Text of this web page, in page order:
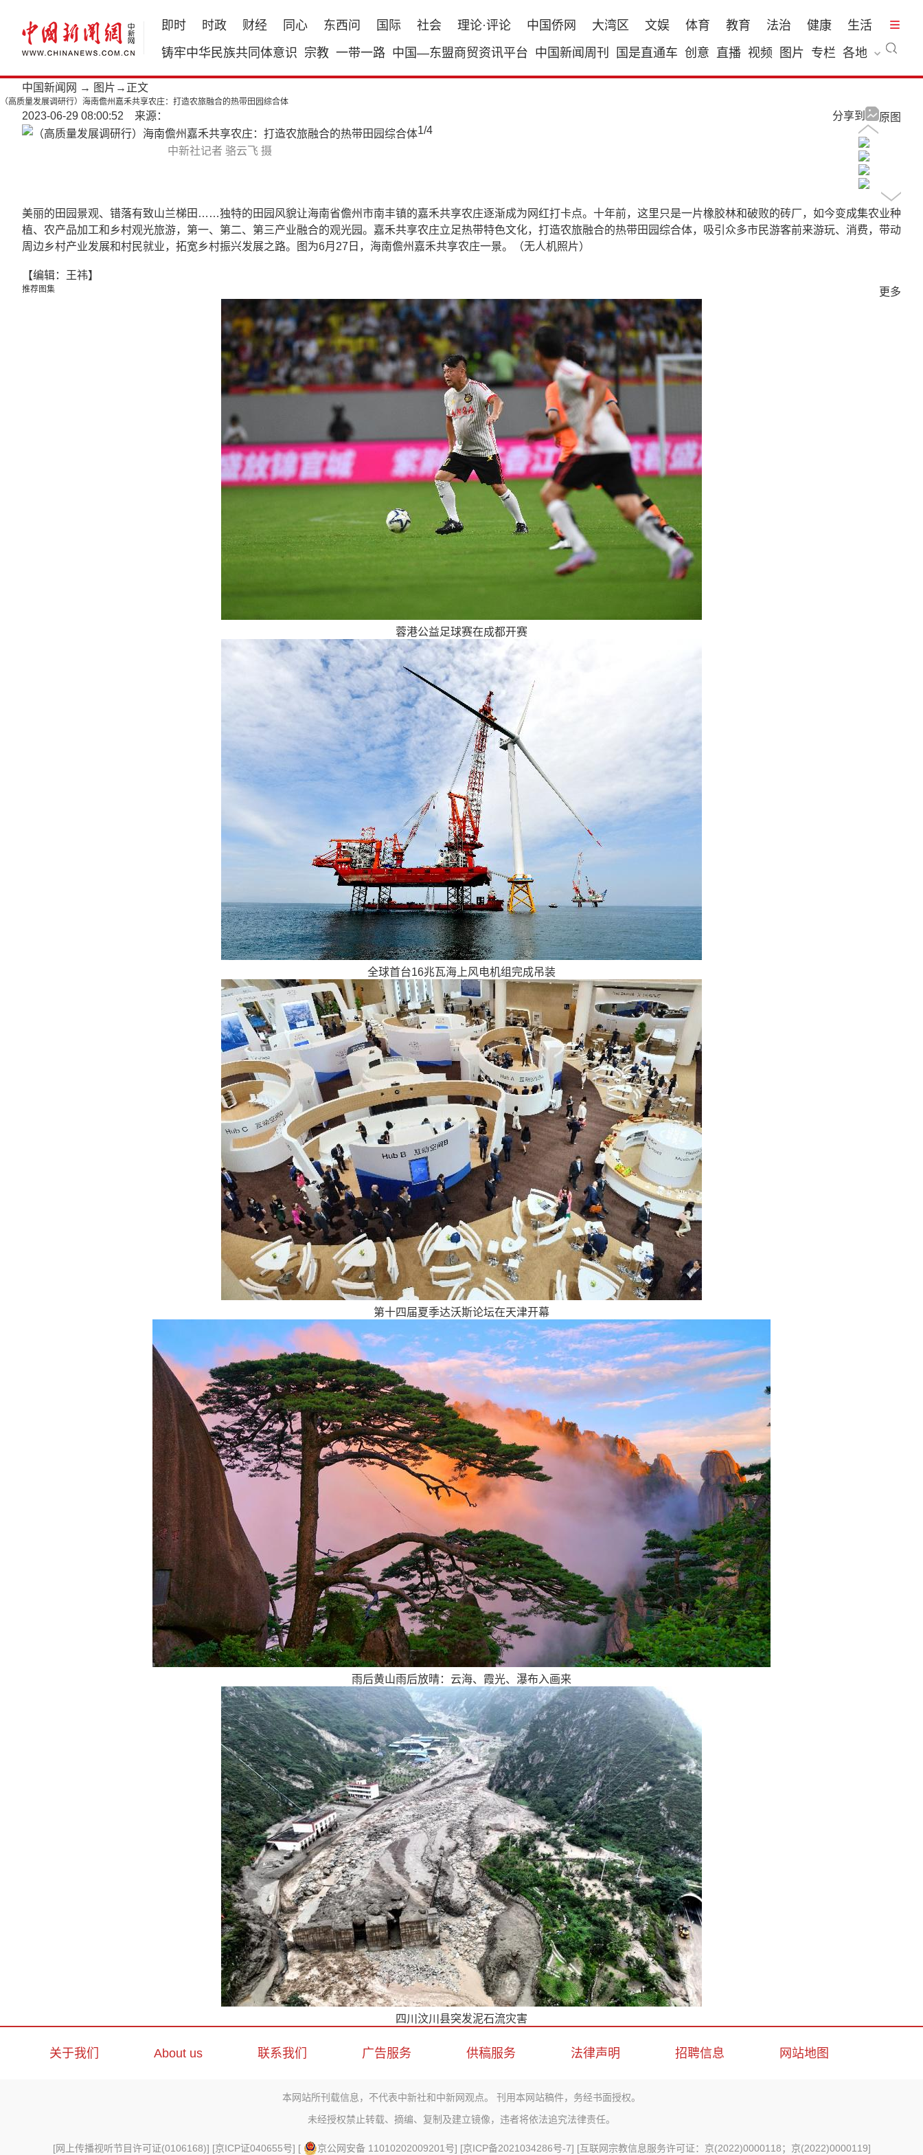
即时 时政 财经 同心 东西问 国际 社会 理论·评论 中国侨网 大湾区 文娱 体育 教育 法治 健康
生活
铸牢中华民族共同体意识 宗教 一带一路 中国—东盟商贸资讯平台 中国新闻周刊 国是直通车 创意 直播 视频 图片 专栏 各地
中国新闻网 → 图片 →正文
（高质量发展调研行）海南儋州嘉禾共享农庄：打造农旅融合的热带田园综合体
2023-06-29 08:00:52 来源： 原图
分享到
中新社记者 骆云飞 摄
1/4
美丽的田园景观、错落有致山兰梯田……独特的田园风貌让海南省儋州市南丰镇的嘉禾共享农庄逐渐成为网红打卡点。十年前，这里只是一片橡胶林和破败的砖厂，如今变成集农业种
植、农产品加工和乡村观光旅游，第一、第二、第三产业融合的观光园。嘉禾共享农庄立足热带特色文化，打造农旅融合的热带田园综合体，吸引众多市民游客前来游玩、消费，带动
周边乡村产业发展和村民就业，拓宽乡村振兴发展之路。图为6月27日，海南儋州嘉禾共享农庄一景。（无人机照片）
【编辑：王祎】
推荐图集 更多
蓉港公益足球赛在成都开赛
全球首台16兆瓦海上风电机组完成吊装
第十四届夏季达沃斯论坛在天津开幕
雨后黄山雨后放晴：云海、霞光、瀑布入画来
四川汶川县突发泥石流灾害
关于我们 About us 联系我们 广告服务 供稿服务 法律声明 招聘信息 网站地图
本网站所刊载信息，不代表中新社和中新网观点。 刊用本网站稿件，务经书面授权。
未经授权禁止转载、摘编、复制及建立镜像，违者将依法追究法律责任。
[网上传播视听节目许可证(0106168)] [京ICP证040655号] [ 京公网安备 11010202009201号] [京ICP备2021034286号-7] [互联网宗教信息服务许可证：京(2022)0000118；京(2022)0000119]